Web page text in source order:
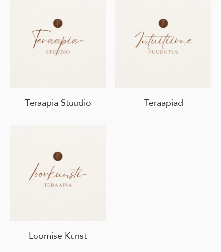
Teraapia Stuudio Teraapiad
Loomise Kunst